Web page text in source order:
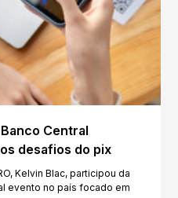
Central
desafios do pix
Kelvin Blac, participou da
evento no país focado em